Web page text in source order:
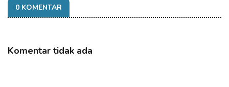
0 KOMENTAR
Komentar tidak ada